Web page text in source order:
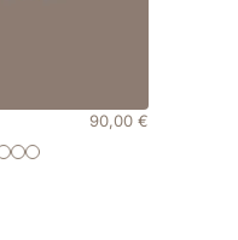
90,00 €